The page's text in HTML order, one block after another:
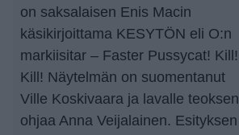
on saksalaisen Enis Macin
käsikirjoittama KESYTÖN eli O:n
markiisitar – Faster Pussycat! Kill!
Kill! Näytelmän on suomentanut
Ville Koskivaara ja lavalle teoksen
ohjaa Anna Veijalainen. Esityksen